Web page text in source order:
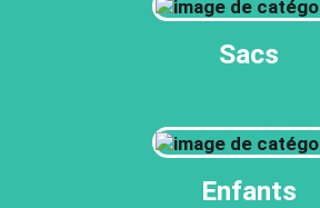
Sacs
Enfants